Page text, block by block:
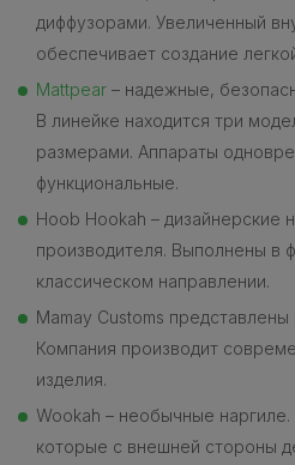
диффузорами. Увеличенный
обеспечивает создание
Mattpear – надежные,
В линейке находится три
размерами. Аппараты
функциональные.
Hoob Hookah – дизайнерские
производителя. Выполнены в
классическом направлении.
Mamay Customs
Компания производит
изделия.
Wookah – необычные
которые с внешней стороны